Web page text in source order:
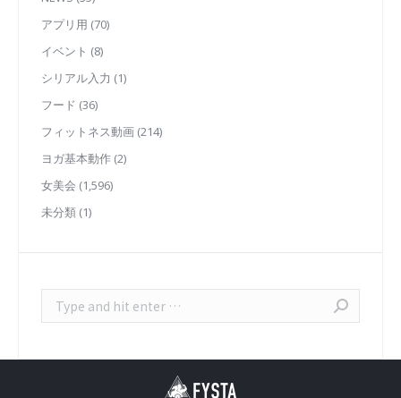
アプリ用 (70)
イベント (8)
シリアル入力 (1)
フード (36)
フィットネス動画 (214)
ヨガ基本動作 (2)
女美会 (1,596)
未分類 (1)